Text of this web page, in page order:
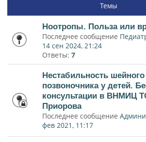
Темы
Ноотропы. Польза или
Последнее сообщение
14 сен 2024, 21:24
Ответы: 7
Нестабильность
позвоночника у детей.
консультации в ВНМИЦ
Приорова
Последнее сообщение
фев 2021, 11:17